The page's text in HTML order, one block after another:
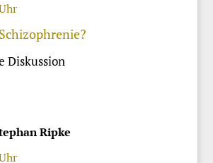
Diskussion
Ripke